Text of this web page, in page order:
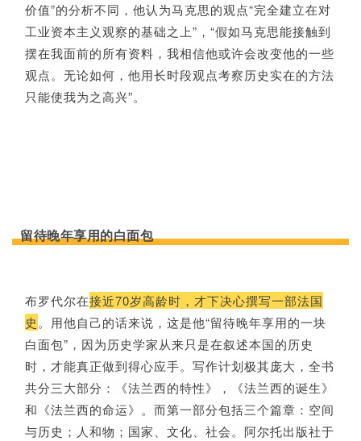
价值”的分析不同，他认为马克思的观点“完全建立在对
工业资本主义观察的基础之上”，“假如马克思能接触到
摆在我面前的所有资料，我相信他或许会改变他的一些
观点。无论如何，他用长时段观点考察历史实在的方法
只能使我为之高兴”。
留待晚年享用的白面包
布罗代尔在接近70岁高龄时，才下决心撰写一部法国
史。用他自己的话来说，这是他“留待晚年享用的一块
白面包”，因为历史学家从来只是在叙述本国的历史
时，才能真正做到得心应手。写作计划极其庞大，全书
共分三大部分：《法兰西的特性》，《法兰西的诞生》
和《法兰西的命运》。而第一部分包括三个篇章：空间
与历史；人和物；国家、文化、社会。阿尔托出版社于